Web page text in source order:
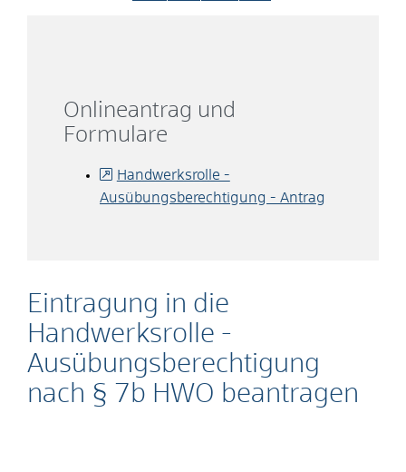
Eintragung in die
Handwerksrolle -
Ausübungsberechtigung
nach § 7b HWO beantragen
Onlineantrag und
Formulare
Handwerksrolle -
Ausübungsberechtigung - Antrag